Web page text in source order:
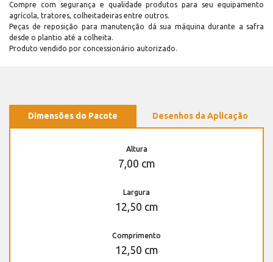
Compre com segurança e qualidade produtos para seu equipamento
agrícola, tratores, colheitadeiras entre outros.
Peças de reposição para manutenção dá sua máquina durante a safra
desde o plantio até a colheita.
Produto vendido por concessionário autorizado.
Dimensões do Pacote Desenhos da Aplicação
Altura
7,00 cm
Largura
12,50 cm
Comprimento
12,50 cm